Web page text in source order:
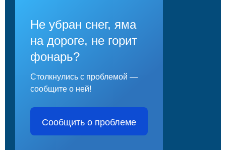
Не убран снег, яма
на дороге, не горит
фонарь?
Столкнулись с проблемой —
сообщите о ней!
Сообщить о проблеме